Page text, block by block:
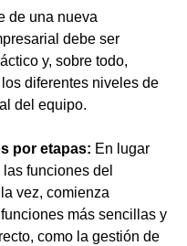
de una nueva
debe ser
y, sobre todo,
diferentes niveles de
del equipo.
por etapas: En lugar
funciones del
vez, comienza
más sencillas y
como la gestión de